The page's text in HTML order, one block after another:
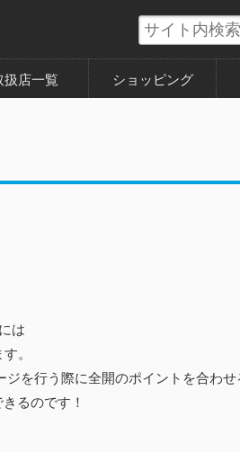
扱店一覧 ショッピング
は
。
を行う際に全開のポイントを合わ
るのです！